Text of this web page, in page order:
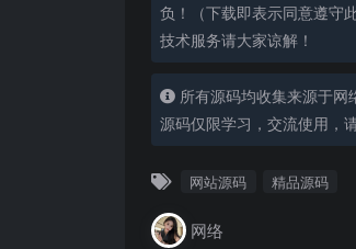
负！（下载即表示同意遵守
技术服务请大家谅解！
所有源码均收集来源于
源码仅限学习，交流使用，
网站源码 精品源码
网络